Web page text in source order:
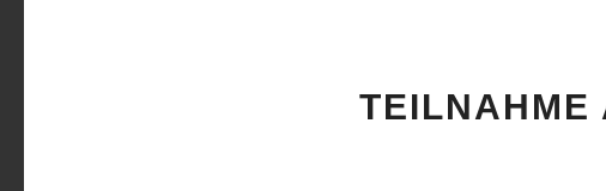
TEILNAHME